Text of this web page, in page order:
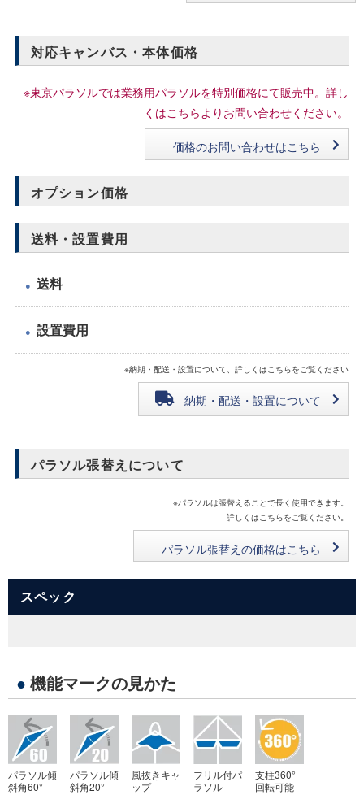
対応キャンバス・本体価格
※東京パラソルでは業務用パラソルを特別価格にて販売中。詳し
くはこちらよりお問い合わせください。
価格のお問い合わせはこちら
オプション価格
送料・設置費用
● 送料
● 設置費用
※納期・配送・設置について、詳しくはこちらをご覧ください
納期・配送・設置について
パラソル張替えについて
※パラソルは張替えることで長く使用できます。
詳しくはこちらをご覧ください。
パラソル張替えの価格はこちら
スペック
● 機能マークの見かた
パラソル傾
斜角60°
パラソル傾
斜角20°
風抜きキャ
ップ
フリル付パ
ラソル
支柱360°
回転可能